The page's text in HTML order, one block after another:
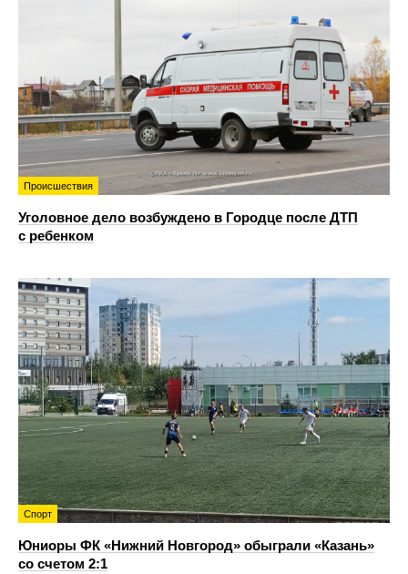
Происшествия
Уголовное дело возбуждено в Городце после ДТП
с ребенком
Спорт
Юниоры ФК «Нижний Новгород» обыграли «Казань»
со счетом 2:1